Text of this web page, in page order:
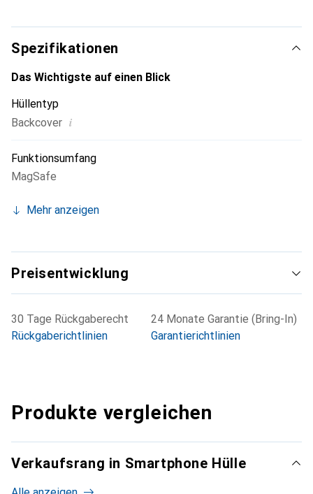
die Marke Noreve eine sichere Wahl für eine
anspruchsvolle Klientel.
Spezifikationen
Das Wichtigste auf einen Blick
Hüllentyp
Backcover i
Funktionsumfang
MagSafe
Mehr anzeigen
Preisentwicklung
30 Tage Rückgaberecht
Rückgaberichtlinien
24 Monate Garantie (Bring-In)
Garantierichtlinien
Produkte vergleichen
Verkaufsrang in Smartphone Hülle